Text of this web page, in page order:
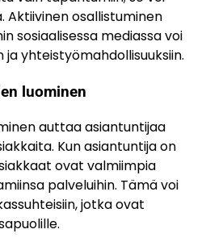
Aktiivinen osallistuminen
sosiaalisessa mediassa voi
yhteistyömahdollisuuksiin.
luominen
auttaa asiantuntijaa
Kun asiantuntija on
ovat valmiimpia
palveluihin. Tämä voi
jotka ovat